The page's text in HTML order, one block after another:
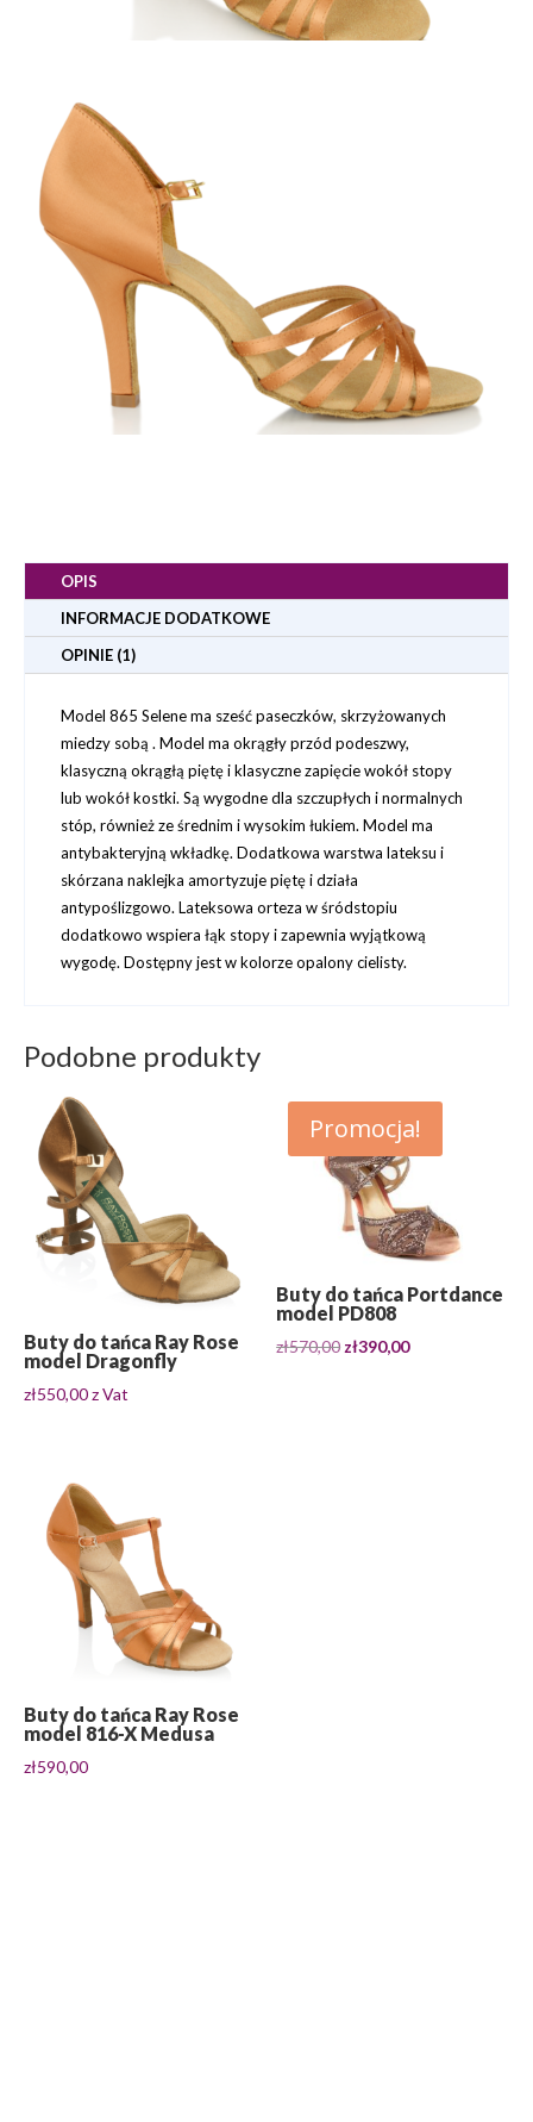
OPIS
INFORMACJE DODATKOWE
OPINIE (1)
Model 865 Selene ma sześć paseczków, skrzyżowanych
miedzy sobą . Model ma okrągły przód podeszwy,
klasyczną okrągłą piętę i klasyczne zapięcie wokół stopy
lub wokół kostki. Są wygodne dla szczupłych i normalnych
stóp, również ze średnim i wysokim łukiem. Model ma
antybakteryjną wkładkę. Dodatkowa warstwa lateksu i
skórzana naklejka amortyzuje piętę i działa
antypoślizgowo. Lateksowa orteza w śródstopiu
dodatkowo wspiera łąk stopy i zapewnia wyjątkową
wygodę. Dostępny jest w kolorze opalony cielisty.
Podobne produkty
Buty do tańca Ray Rose
model Dragonfly
zł550,00z Vat
Promocja!
Buty do tańca Portdance
model PD808
zł570,00 Pierwotna
zł390,00Aktualna
Buty do tańca Ray Rose
model 816-X Medusa
zł590,00